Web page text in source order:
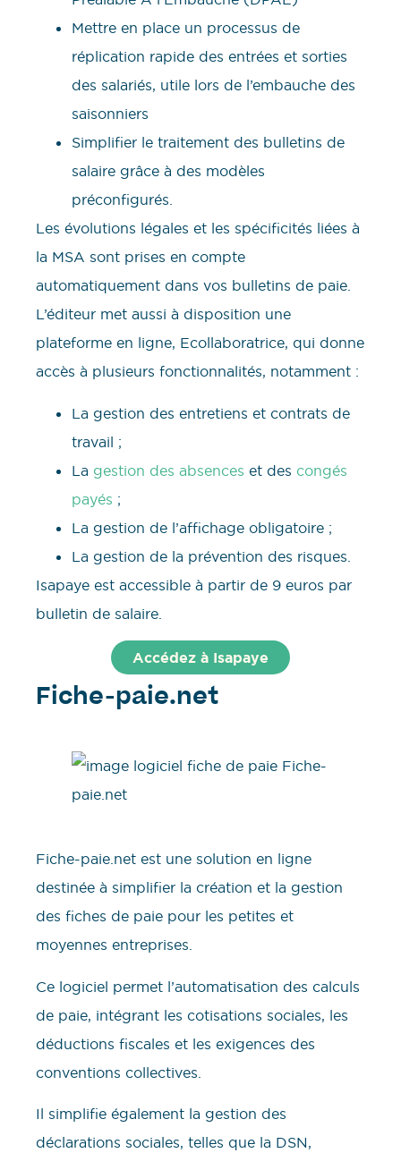
Mettre en place un processus de
réplication rapide des entrées et sorties
des salariés, utile lors de l’embauche des
saisonniers
Simplifier le traitement des bulletins de
salaire grâce à des modèles
préconfigurés.
Les évolutions légales et les spécificités liées à
la MSA sont prises en compte
automatiquement dans vos bulletins de paie.
L’éditeur met aussi à disposition une
plateforme en ligne, Ecollaboratrice, qui donne
accès à plusieurs fonctionnalités, notamment :
La gestion des entretiens et contrats de
travail ;
La gestion des absences et des congés
payés ;
La gestion de l’affichage obligatoire ;
La gestion de la prévention des risques.
Isapaye est accessible à partir de 9 euros par
bulletin de salaire.
Accédez à Isapaye
Fiche-paie.net
Fiche-paie.net est une solution en ligne
destinée à simplifier la création et la gestion
des fiches de paie pour les petites et
moyennes entreprises.
Ce logiciel permet l’automatisation des calculs
de paie, intégrant les cotisations sociales, les
déductions fiscales et les exigences des
conventions collectives.
Il simplifie également la gestion des
déclarations sociales, telles que la DSN,